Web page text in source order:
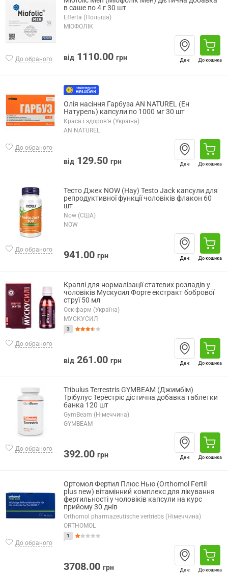
До обраного
в саше по 4 г 30 шт
Efferta (Польша)
МІОФОЛІК
від 1110.00 грн Де є До кошика
До обраного
Олія насіння Гарбуза AN NATUREL (Ен
Натурель) капсули по 1000 мг 30 шт
Краса і здоров'я (Україна)
AN NATUREL
від 129.50 грн Де є До кошика
До обраного
Тесто Джек NOW (Нау) Testo Jack капсули для
репродуктивної функції чоловіків флакон 60
шт
Now (США)
NOW
941.00 грн Де є До кошика
До обраного
Краплі для нормалізації статевих розладів у
чоловіків Мускусил Форте екстракт бобрової
струї 50 мл
Оск-фарм (Україна)
МУСКУСИЛ
3
від 261.00 грн Де є До кошика
До обраного
Tribulus Terrestris GYMBEAM (Джимбім)
Трібулус Терестріс дієтична добавка таблетки
банка 120 шт
GymBeam (Німеччина)
GYMBEAM
392.00 грн Де є До кошика
До обраного
Ортомол Фертил Плюс Нью (Orthomol Fertil
plus new) вітамінний комплекс для лікування
фертильності у чоловіків капсули на курс
прийому 30 днів
Orthomol pharmazeutische vertriebs (Німеччина)
ORTHOMOL
1
3708.00 грн Де є До кошика